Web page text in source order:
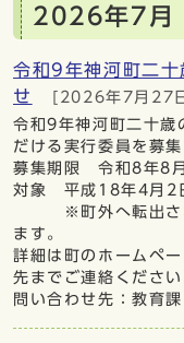
2026年7月
令和9年神河町二十
せ
[2026年7月27
令和9年神河町二十歳
だける実行委員を募集
募集期限 令和8年8
対象 平成18年4月2
※町外へ転出され
ます。
詳細は町のホームペ
先までご連絡ください
問い合わせ先：教